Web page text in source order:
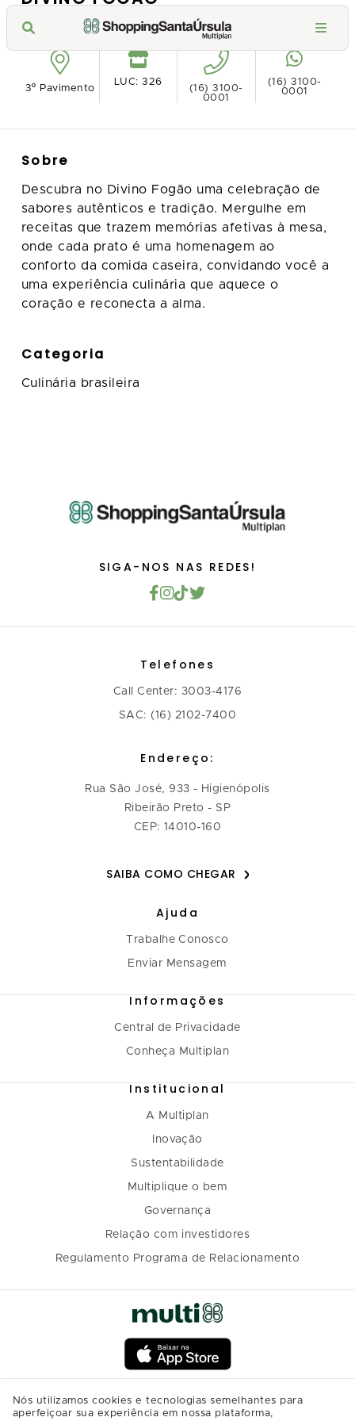
Ver no mapa
3º Pavimento
LUC: 326
(16) 3100-
0001
(16) 3100-
0001
Sobre
Descubra no Divino Fogão uma celebração de
sabores autênticos e tradição. Mergulhe em
receitas que trazem memórias afetivas à mesa,
onde cada prato é uma homenagem ao
conforto da comida caseira, convidando você a
uma experiência culinária que aquece o
coração e reconecta a alma.
Categoria
Culinária brasileira
SIGA-NOS NAS REDES!
Telefones
Call Center: 3003-4176
SAC: (16) 2102-7400
Endereço:
Rua São José, 933 - Higienópolis
Ribeirão Preto - SP
CEP: 14010-160
SAIBA COMO CHEGAR
Ajuda
Trabalhe Conosco
Enviar Mensagem
Informações
Central de Privacidade
Conheça Multiplan
Institucional
A Multiplan
Inovação
Sustentabilidade
Multiplique o bem
Governança
Relação com investidores
Regulamento Programa de Relacionamento
Nós utilizamos cookies e tecnologias semelhantes para
aperfeiçoar sua experiência em nossa plataforma,